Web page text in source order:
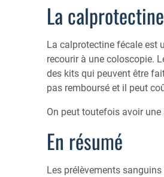
La
La calprotectine fécale est
recourir à une coloscopie.
des kits qui peuvent être
pas remboursé et il peut
On peut toutefois avoir
En résumé
Les prélèvements